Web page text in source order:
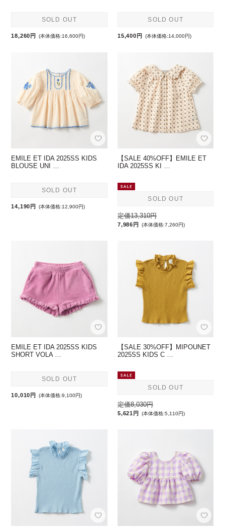
SOLD OUT
18,260円 (本体価格:16,600円)
SOLD OUT
15,400円 (本体価格:14,000円)
EMILE ET IDA 2025SS KIDS
BLOUSE UNI …
SOLD OUT
14,190円 (本体価格:12,900円)
【SALE 40%OFF】EMILE ET
IDA 2025SS KI …
SOLD OUT
定価13,310円
7,986円 (本体価格:7,260円)
EMILE ET IDA 2025SS KIDS
SHORT VOLA …
SOLD OUT
10,010円 (本体価格:9,100円)
【SALE 30%OFF】MIPOUNET
2025SS KIDS C …
SOLD OUT
定価8,030円
5,621円 (本体価格:5,110円)